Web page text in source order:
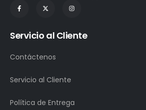
Servicio al Cliente
Contáctenos
Servicio al Cliente
Política de Entrega